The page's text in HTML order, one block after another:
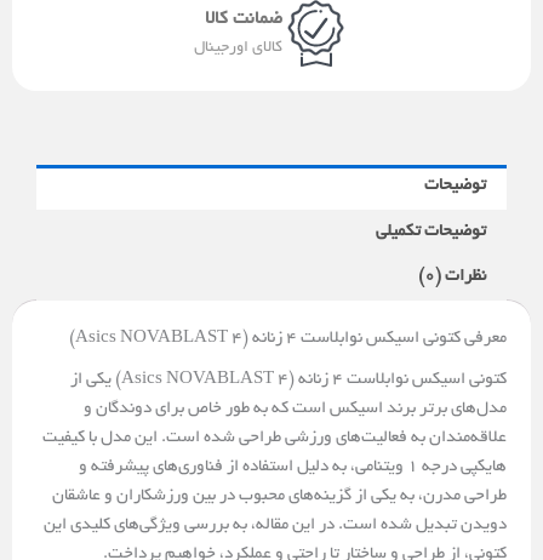
ضمانت کالا
کالای اورجینال
توضیحات
توضیحات تکمیلی
نظرات (0)
معرفی کتونی اسیکس نوابلاست ۴ زنانه (Asics NOVABLAST 4)
کتونی اسیکس نوابلاست ۴ زنانه (Asics NOVABLAST 4) یکی از
مدل‌های برتر برند اسیکس است که به طور خاص برای دوندگان و
علاقه‌مندان به فعالیت‌های ورزشی طراحی شده است. این مدل با کیفیت
هایکپی درجه 1 ویتنامی، به دلیل استفاده از فناوری‌های پیشرفته و
طراحی مدرن، به یکی از گزینه‌های محبوب در بین ورزشکاران و عاشقان
دویدن تبدیل شده است. در این مقاله، به بررسی ویژگی‌های کلیدی این
کتونی، از طراحی و ساختار تا راحتی و عملکرد، خواهیم پرداخت.